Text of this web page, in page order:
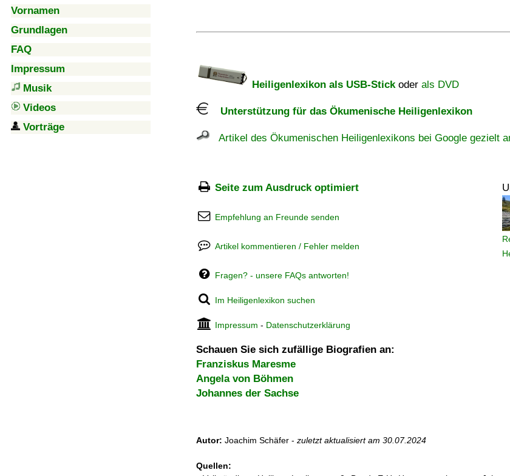
Vornamen
Grundlagen
FAQ
Impressum
Musik
Videos
Vorträge
Heiligenlexikon als USB-Stickoder als DVD
Unterstützung für das Ökumenische Heiligenlexikon
Artikel des Ökumenischen Heiligenlexikons bei Google gezielt
Seite zum Ausdruck optimiert
Empfehlung an Freunde senden
Artikel kommentieren / Fehler melden
Fragen? - unsere FAQs antworten!
Im Heiligenlexikon suchen
Impressum - Datenschutzerklärung
Schauen Sie sich zufällige Biografien an:
Franziskus Maresme
Angela von Böhmen
Johannes der Sachse
Autor: Joachim Schäfer - zuletzt aktualisiert am 30.07.2024
Quellen: